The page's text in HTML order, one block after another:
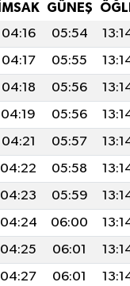
İMSAK GÜNEŞ
04:16 05:54
04:17 05:55
04:18 05:56
04:19 05:56
04:21 05:57
04:22 05:58
04:23 05:59
04:24 06:00
04:25 06:01
04:27 06:01